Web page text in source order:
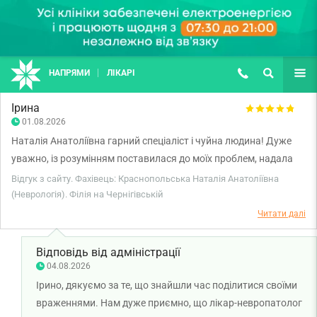
Ірина
01.08.2026
Наталія Анатоліївна гарний спеціаліст і чуйна людина! Дуже
уважно, із розумінням поставилася до моїх проблем, надала
всі необхідні пояснення і призначила лікування. Щиро дякую
лікарю! Також хочу відмітити роботу адміністраторів, які
консультацію.
Відгук з сайту. Фахівець: Краснопольська Наталія Анатоліївна
(Неврологія). Філія на Чернігівській
Читати далі
Відповідь від адміністрації
04.08.2026
Ірино, дякуємо за те, що знайшли час поділитися своїми
враженнями. Нам дуже приємно, що лікар-невропатолог
НАПРЯМИ ЛІКАРІ (067) 127-03-03
ПОШУК ЩЕ